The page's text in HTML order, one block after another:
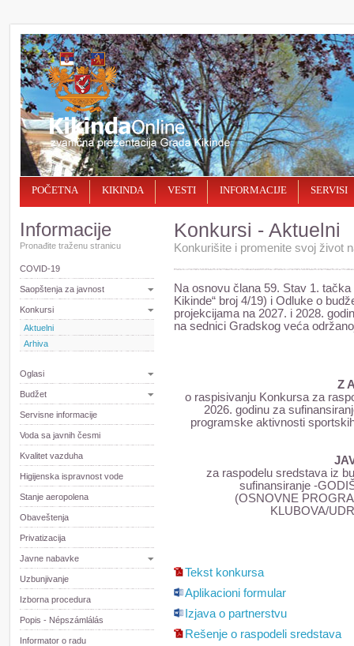
POČETNA KIKINDA VESTI INFORMACIJE SERVISI
Informacije
Pronađite traženu stranicu
COVID-19
Saopštenja za javnost
Konkursi
Aktuelni
Arhiva
Oglasi
Budžet
Servisne informacije
Voda sa javnih česmi
Kvalitet vazduha
Higijenska ispravnost vode
Stanje aeropolena
Obaveštenja
Privatizacija
Javne nabavke
Uzbunjivanje
Izborna procedura
Popis - Népszámlálás
Informator o radu
Konkursi - Aktuelni
Konkurišite i promenite svoj život
Na osnovu člana 59. Stav 1.
Kikinde“ broj 4/19) i Odluke o
projekcijama na 2027. i 2028.
na sednici Gradskog veća
Z
o raspisivanju Konkursa za
2026. godinu za
programske aktivnosti
za raspodelu sredstava iz
sufinansiranje -
(OSNOVNE
KLUBOVA/
Tekst konkursa
Aplikacioni formular
Izjava o partnerstvu
Rešenje o raspodeli sredstava